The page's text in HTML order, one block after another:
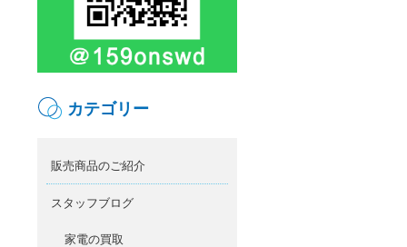
カテゴリー
販売商品のご紹介
スタッフブログ
家電の買取